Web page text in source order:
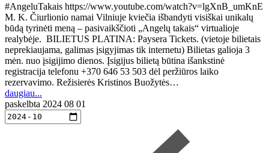
#AngeluTakais https://www.youtube.com/watch?v=lgXnB_umKnE
M. K. Čiurlionio namai Vilniuje kviečia išbandyti visiškai unikalų
būdą tyrinėti meną – pasivaikščioti „Angelų takais“ virtualioje
realybėje. BILIETUS PLATINA: Paysera Tickets. (vietoje bilietais
neprekiaujama, galimas įsigyjimas tik internetu) Bilietas galioja 3
mėn. nuo įsigijimo dienos. Įsigijus bilietą būtina išankstinė
registracija telefonu +370 646 53 503 dėl peržiūros laiko
rezervavimo. Režisierės Kristinos Buožytės…
daugiau...
paskelbta 2024 08 01